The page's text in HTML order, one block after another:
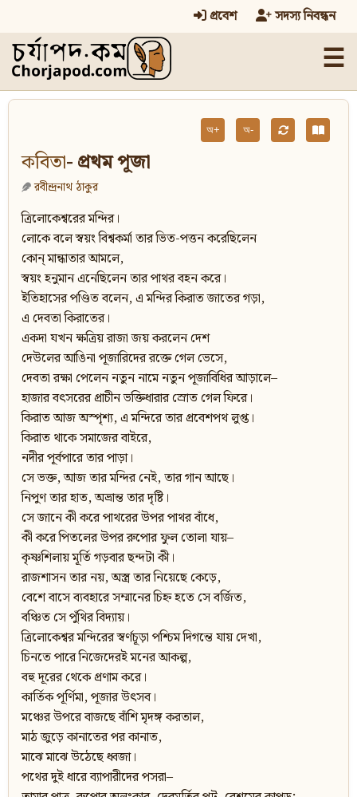
প্রবেশ সদস্য নিবন্ধন
☰
অ+ অ-
কবিতা- প্রথম পূজা
রবীন্দ্রনাথ ঠাকুর
ত্রিলোকেশ্বরের মন্দির।
লোকে বলে স্বয়ং বিশ্বকর্মা তার ভিত-পত্তন করেছিলেন
কোন্‌ মান্ধাতার আমলে,
স্বয়ং হনুমান এনেছিলেন তার পাথর বহন করে।
ইতিহাসের পণ্ডিত বলেন, এ মন্দির কিরাত জাতের গড়া,
এ দেবতা কিরাতের।
একদা যখন ক্ষত্রিয় রাজা জয় করলেন দেশ
দেউলের আঙিনা পূজারিদের রক্তে গেল ভেসে,
দেবতা রক্ষা পেলেন নতুন নামে নতুন পূজাবিধির আড়ালে–
হাজার বৎসরের প্রাচীন ভক্তিধারার স্রোত গেল ফিরে।
কিরাত আজ অস্পৃশ্য, এ মন্দিরে তার প্রবেশপথ লুপ্ত।
কিরাত থাকে সমাজের বাইরে,
নদীর পূর্বপারে তার পাড়া।
সে ভক্ত, আজ তার মন্দির নেই, তার গান আছে।
নিপুণ তার হাত, অভ্রান্ত তার দৃষ্টি।
সে জানে কী করে পাথরের উপর পাথর বাঁধে,
কী করে পিতলের উপর রুপোর ফুল তোলা যায়–
কৃষ্ণশিলায় মূর্তি গড়বার ছন্দটা কী।
রাজশাসন তার নয়, অস্ত্র তার নিয়েছে কেড়ে,
বেশে বাসে ব্যবহারে সম্মানের চিহ্ন হতে সে বর্জিত,
বঞ্চিত সে পুঁথির বিদ্যায়।
ত্রিলোকেশ্বর মন্দিরের স্বর্ণচূড়া পশ্চিম দিগন্তে যায় দেখা,
চিনতে পারে নিজেদেরই মনের আকল্প,
বহু দূরের থেকে প্রণাম করে।
কার্তিক পূর্ণিমা, পূজার উৎসব।
মঞ্চের উপরে বাজছে বাঁশি মৃদঙ্গ করতাল,
মাঠ জুড়ে কানাতের পর কানাত,
মাঝে মাঝে উঠেছে ধ্বজা।
পথের দুই ধারে ব্যাপারীদের পসরা–